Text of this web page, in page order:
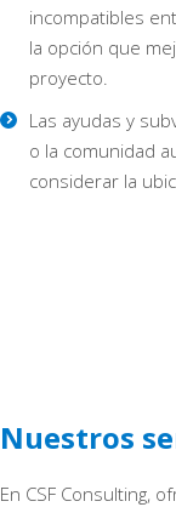
incompatibles
la opción que
proyecto.
Las ayudas y
o la comunidad
considerar la
Nuestros
En CSF Consulting,